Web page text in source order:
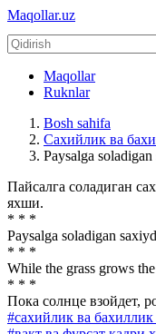
Maqollar.uz
Maqollar
Ruknlar
Bosh sahifa
Сахийлик ва
Paysalga
Пайсалга соладиган
яхши.
* * *
Paysalga soladigan
* * *
While the grass grows
* * *
Пока солнце взойдет,
#сахийлик ва бахиллик